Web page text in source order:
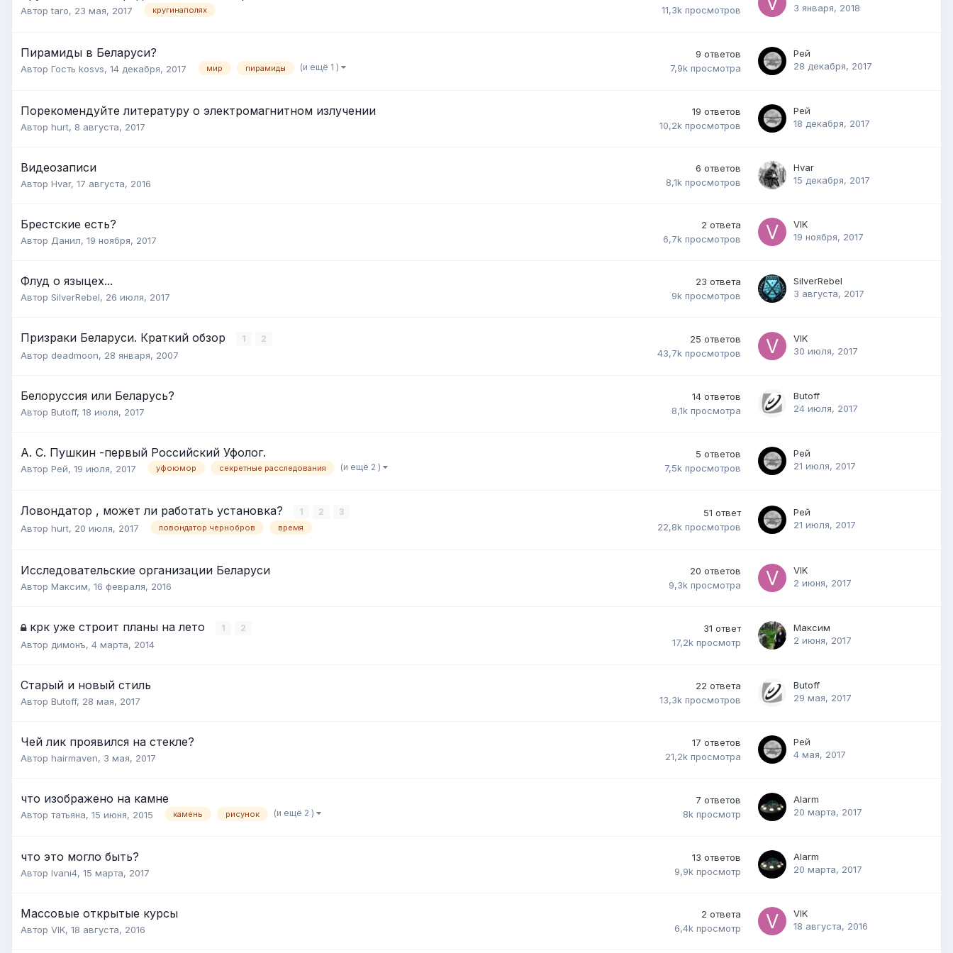
Авторtaro, 23 мая, 2017 кругинаполях
11,3k просмотров
3 января, 2018
Пирамиды в Беларуси?
Автор Гость kosvs, 14 декабря, 2017 мир пирамиды (и ещё 1 )
9 ответов
7,9k просмотра
Рей
28 декабря, 2017
Порекомендуйте литературу о электромагнитном излучении
Автор hurt, 8 августа, 2017
19 ответов
10,2k просмотров
Рей
18 декабря, 2017
Видеозаписи
Автор Hvar, 17 августа, 2016
6 ответов
8,1k просмотров
Hvar
15 декабря, 2017
Брестские есть?
Автор Данил, 19 ноября, 2017
2 ответа
6,7k просмотров
VIK
19 ноября, 2017
Флуд о языцех...
Автор SilverRebel, 26 июля, 2017
23 ответа
9k просмотров
SilverRebel
3 августа, 2017
Призраки Беларуси. Краткий обзор 1 2
Автор deadmoon, 28 января, 2007
25 ответов
43,7k просмотров
VIK
30 июля, 2017
Белоруссия или Беларусь?
Автор Butoff, 18 июля, 2017
14 ответов
8,1k просмотра
Butoff
24 июля, 2017
А. С. Пушкин -первый Российский Уфолог.
Автор Рей, 19 июля, 2017 уфоюмор секретные расследования (и ещё 2 )
5 ответов
7,5k просмотров
Рей
21 июля, 2017
Ловондатор , может ли работать установка? 1 2 3
Автор hurt, 20 июля, 2017 ловондатор чернобров время
51 ответ
22,8k просмотров
Рей
21 июля, 2017
Исследовательские организации Беларуси
Автор Максим, 16 февраля, 2016
20 ответов
9,3k просмотра
VIK
2 июня, 2017
крк уже строит планы на лето 1 2
Автор димонъ, 4 марта, 2014
31 ответ
17,2k просмотр
Максим
2 июня, 2017
Старый и новый стиль
Автор Butoff, 28 мая, 2017
22 ответа
13,3k просмотров
Butoff
29 мая, 2017
Чей лик проявился на стекле?
Автор hairmaven, 3 мая, 2017
17 ответов
21,2k просмотра
Рей
4 мая, 2017
что изображено на камне
Автор татьяна, 15 июня, 2015 камень рисунок (и ещё 2 )
7 ответов
8k просмотр
Alarm
20 марта, 2017
что это могло быть?
Автор Ivani4, 15 марта, 2017
13 ответов
9,9k просмотр
Alarm
20 марта, 2017
Массовые открытые курсы
Автор VIK, 18 августа, 2016
2 ответа
6,4k просмотр
VIK
18 августа, 2016